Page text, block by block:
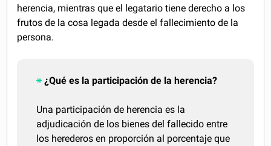
herencia, mientras que el legatario tiene derecho a los
frutos de la cosa legada desde el fallecimiento de la
persona.
¿Qué es la participación de la herencia?
Una participación de herencia es la
adjudicación de los bienes del fallecido entre
los herederos en proporción al porcentaje que